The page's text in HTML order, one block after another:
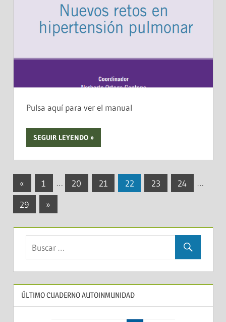
Pulsa aquí para ver el manual
SEGUIR LEYENDO
Navegación
de
« Entradas
anteriores
1 … 20 21 22 23 24
…
29
Entradas
»
ÚLTIMO CUADERNO AUTOINMUNIDAD